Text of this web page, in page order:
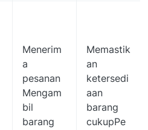
Menerim
a
pesanan
Mengam
bil
barang
Memastik
an
ketersedi
aan
barang
cukupPe